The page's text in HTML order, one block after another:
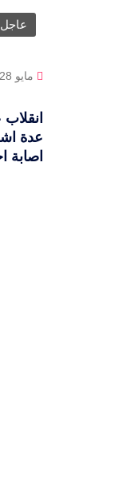
عاجل
مايو 28, 2026
عدة
اصابة